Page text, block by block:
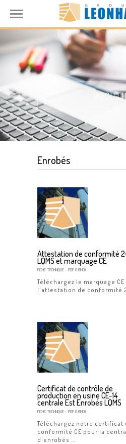
Enrobés
Attestation de conformité
LQMS et marquage CE
FICHE TECHNIQUE- PDF (1.6MO)
Téléchargez le marquage CE
l'attestation de conformité
Certificat de contrôle de
production en usine CE-14
centrale Est Enrobés LQMS
FICHE TECHNIQUE- PDF (1.6MO)
Téléchargez notre certificat
conformité CE pour la
d'enrobés ...